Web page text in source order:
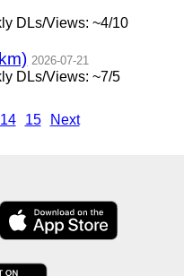
DLs/Views: ~4/10
2026-07-21
DLs/Views: ~7/5
14 15 Next